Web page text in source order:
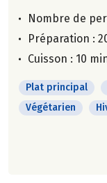
Nombre de
Préparation :
Cuisson : 10
Plat principal
Végétarien